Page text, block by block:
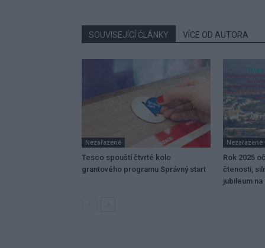
SOUVISEJÍCÍ ČLÁNKY VÍCE OD AUTORA
Nezařazené
Tesco spouští čtvrté kolo
grantového programu Správný start
Nezařazené
Rok 2025
čtenosti,
jubileum na